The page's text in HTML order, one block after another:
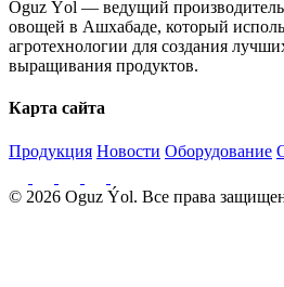
Oguz Ýol — ведущий производитель
овощей в Ашхабаде, который
агротехнологии для создания
выращивания продуктов.
Карта сайта
Продукция Новости Оборудование
© 2026 Oguz Ýol. Все права